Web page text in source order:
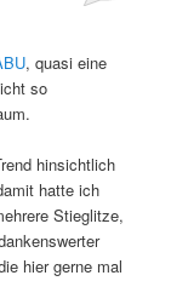
, quasi eine
so
hinsichtlich
hatte ich
Stieglitze,
hier gerne mal